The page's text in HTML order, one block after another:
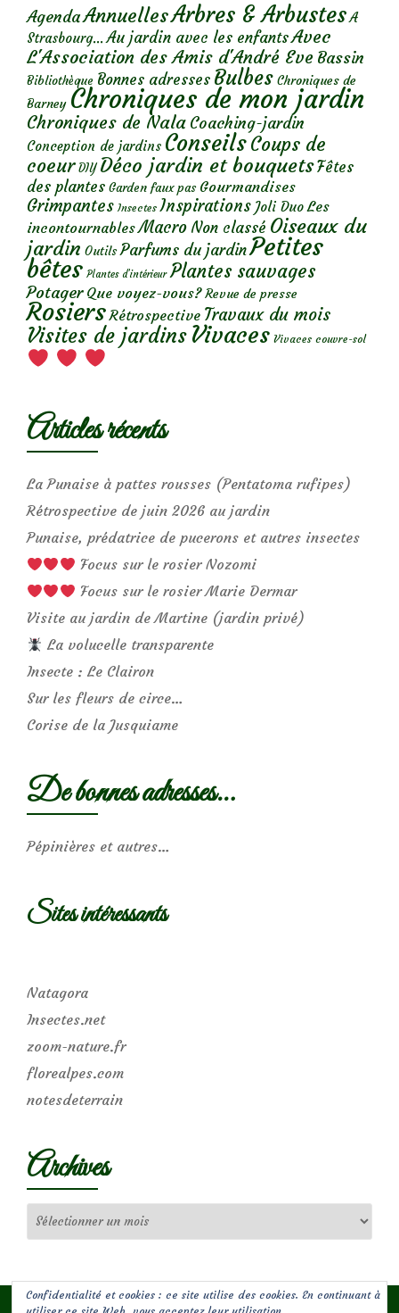
AgendaAnnuellesArbres & Arbustes A
Strasbourg... Au jardin avec les enfantsAvec
L'Association des Amis d'André Eve Bassin
Bibliothèque Bonnes adresses Bulbes Chroniques de
Barney Chroniques de mon jardin
Chroniques de Nala Coaching-jardin
Conception de jardins ConseilsCoups de
coeur DIY Déco jardin et bouquetsFêtes
des plantes Garden faux pas Gourmandises
Grimpantes Insectes Inspirations Joli Duo Les
incontournables Macro Non classé Oiseaux du
jardin Outils Parfums du jardinPetites
bêtes Plantes d’intérieur Plantes sauvages
Potager Que voyez-vous? Revue de presse
Rosiers Rétrospective Travaux du mois
Visites de jardins Vivaces Vivaces couvre-sol
Articles récents
La Punaise à pattes rousses (Pentatoma rufipes)
Rétrospective de juin 2026 au jardin
Punaise, prédatrice de pucerons et autres insectes
Focus sur le rosier Nozomi
Focus sur le rosier Marie Dermar
Visite au jardin de Martine (jardin privé)
La volucelle transparente
Insecte : Le Clairon
Sur les fleurs de circe…
Corise de la Jusquiame
De bonnes adresses…
Pépinières et autres…
Sites intéressants
Natagora
Insectes.net
zoom-nature.fr
florealpes.com
notesdeterrain
Archives
Confidentialité et cookies : ce site utilise des cookies. En continuant à